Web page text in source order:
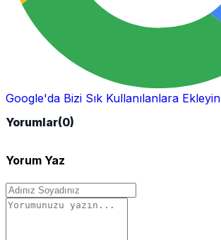
Google'da Bizi Sık Kullanılanlara Ekleyin
Yorumlar(0)
Yorum Yaz